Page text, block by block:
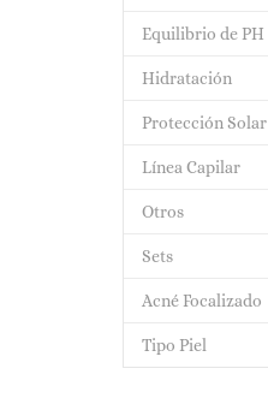
Equilibrio de PH
Hidratación
Protección Solar
Línea Capilar
Otros
Sets
Acné Focalizado
Tipo Piel